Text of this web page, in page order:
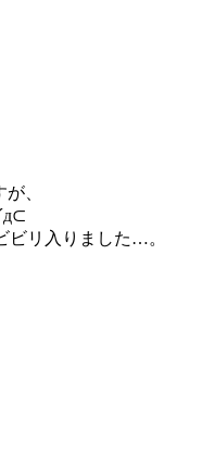
、
ビリ入りました…。